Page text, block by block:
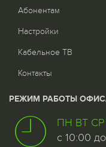
Абонентам
Настройки
Кабельное ТВ
Контакты
РЕЖИМ РАБОТЫ
ПН ВТ
с 10:00